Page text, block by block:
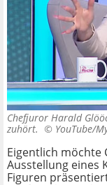
Chefjuror Harald
zuhört. © YouTube/
Eigentlich möchte
Ausstellung eines
Figuren